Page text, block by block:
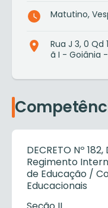
Matutino,
Rua J 3, 0
ã I - Goiânia
DECRETO Nº
Regimento
de Educação /
Educacionais